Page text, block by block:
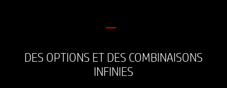
DES OPTIONS ET DES COMBINAISONS
INFINIES